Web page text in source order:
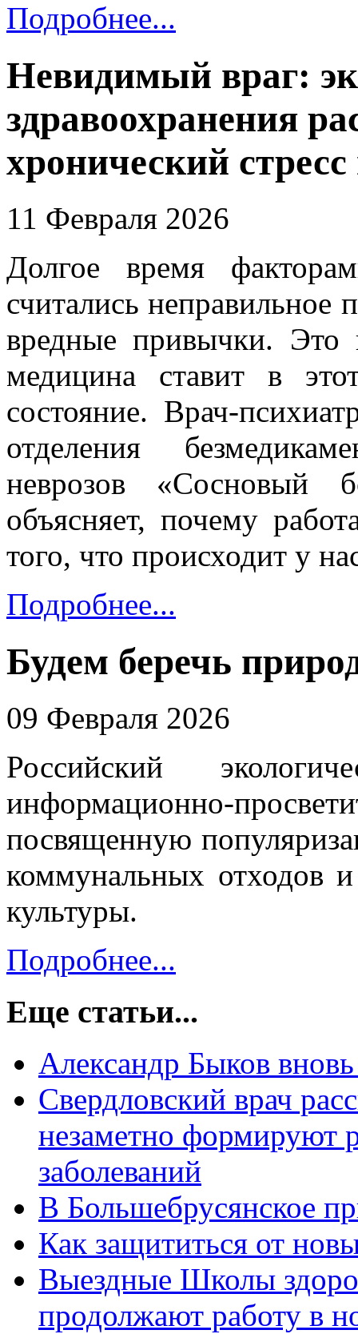
Подробнее...
Невидимый враг:
здравоохранения
хронический
11 Февраля 2026
Долгое время
считались неправильное
вредные привычки. Это
медицина ставит в
состояние. Врач-
отделения
неврозов «Сосновый
объясняет, почему
того, что происходит у
Подробнее...
Будем беречь
09 Февраля 2026
Российский
информационно-
посвященную
коммунальных отходов
культуры.
Подробнее...
Еще статьи...
Александр Быков
Свердловский врач
незаметно формируют
заболеваний
В Большебрусянское
Как защититься от
Выездные Школы
продолжают работу в